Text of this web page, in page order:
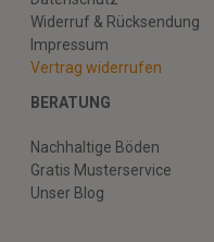
Widerruf & Rücksendung
Impressum
Vertrag widerrufen
BERATUNG
Nachhaltige Böden
Gratis Musterservice
Unser Blog